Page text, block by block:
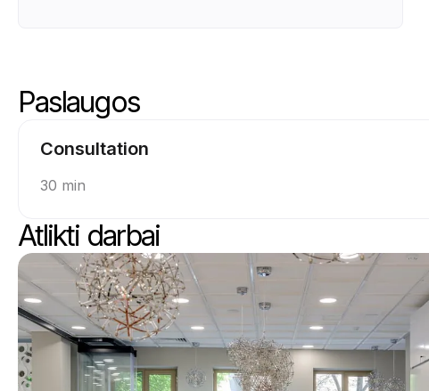
Paslaugos
Consultation
30 min
Atlikti darbai